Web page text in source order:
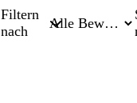
Filtern
nach